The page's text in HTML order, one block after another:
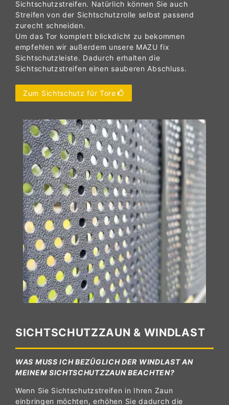
Sichtschutzstreifen. Natürlich können Sie auch
Streifen von der Sichtschutzrolle selbst passend
zurecht schneiden.
Um das Tor komplett blickdicht zu bekommen
empfehlen wir außerdem unsere MAZU fix
Sichtschutzleiste. Dadurch erhalten die
Sichtschutzstreifen einen sauberen Abschluss.
Zum Sichtschutz für Tore
SICHTSCHUTZZAUN & WINDLAST
WAS MUSS ICH BEZÜGLICH DER WINDLAST AN
MEINEM SICHTSCHUTZZAUN BEACHTEN?
Wenn Sie Sichtschutzstreifen in Ihren Zaun
einbringen möchten, erhöhen Sie dadurch die